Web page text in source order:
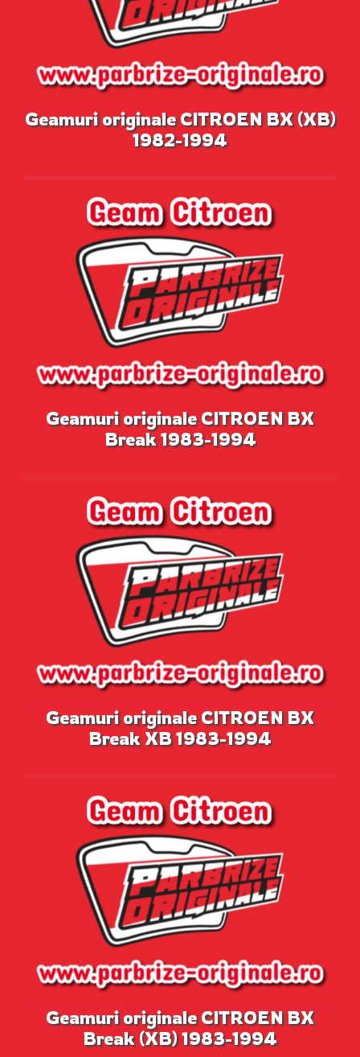
Geamuri originale CITROEN BX (XB)
1982-1994
Geamuri originale CITROEN BX
Break 1983-1994
Geamuri originale CITROEN BX
Break XB 1983-1994
Geamuri originale CITROEN BX
Break (XB) 1983-1994